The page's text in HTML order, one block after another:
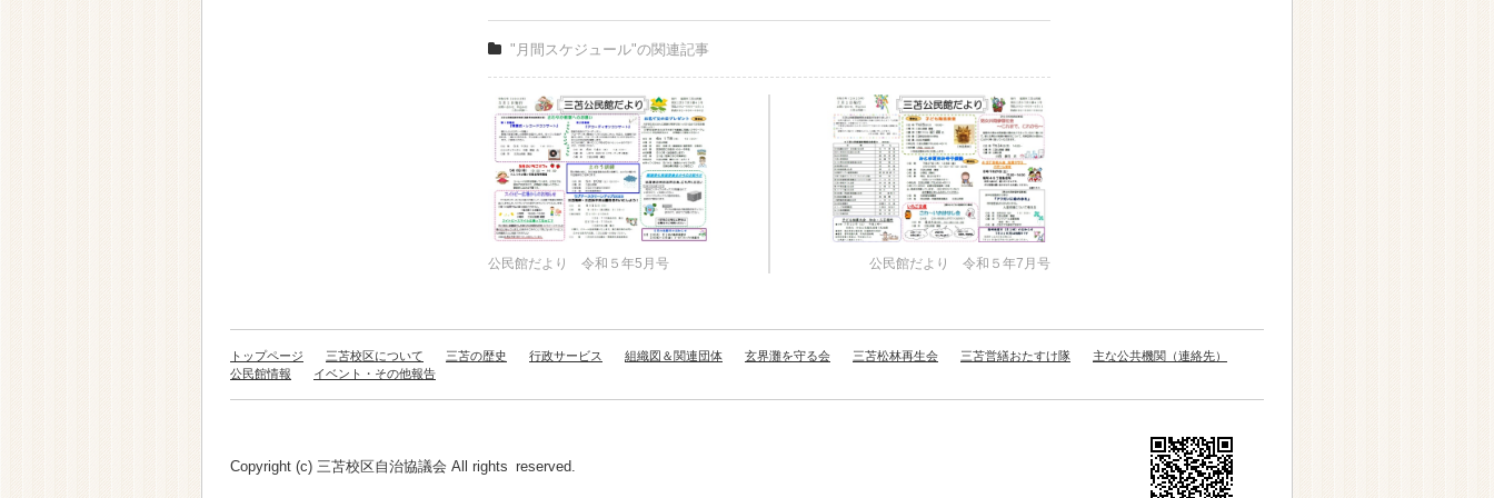
"月間スケジュール"の関連記事
公民館だより 令和５年5月号 公民館だより 令和５年7月号
トップページ 三苫校区について 三苫の歴史 行政サービス 組織図＆関連団体 玄界灘を守る会 三苫松林再生会 三苫営繕おたすけ隊
主な公共機関（連絡先）
公民館情報
イベント・その他報告
Copyright (c) 三苫校区自治協議会 All rights reserved.